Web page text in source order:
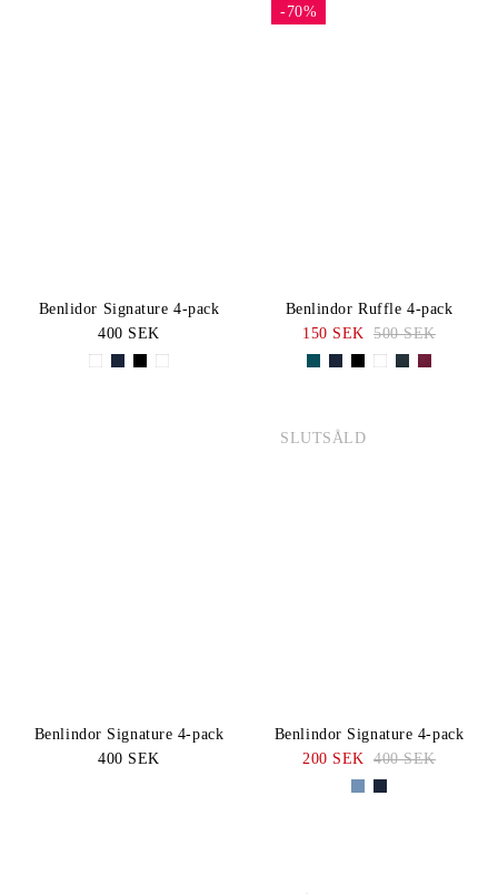
Benlidor Signature 4-pack
400 SEK
-70%
Benlindor Ruffle 4-pack
150 SEK 500 SEK
Benlindor Signature 4-pack
400 SEK
SLUTSÅLD
Benlindor Signature 4-pack
200 SEK 400 SEK